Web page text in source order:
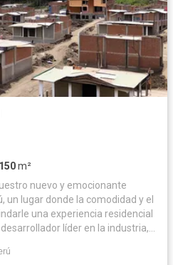
150m²
nuevo y emocionante
un lugar donde la comodidad y el
una experiencia residencial
líder en la industria,
nivel y ubicación estratégica